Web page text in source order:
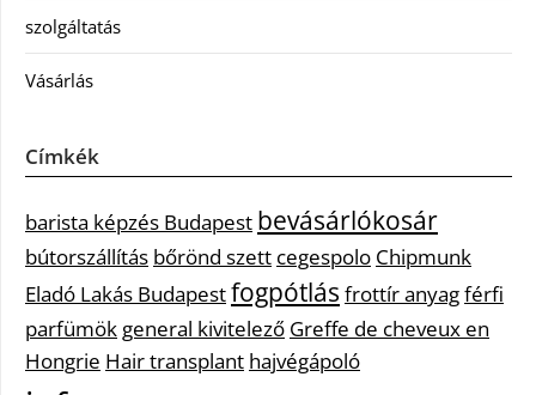
szolgáltatás
Vásárlás
Címkék
barista képzés Budapest bevásárlókosár
bútorszállítás bőrönd szett cegespolo Chipmunk
Eladó Lakás Budapestfogpótlás frottír anyagférfi
parfümök general kivitelező Greffe de cheveux en
Hongrie Hair transplant hajvégápoló